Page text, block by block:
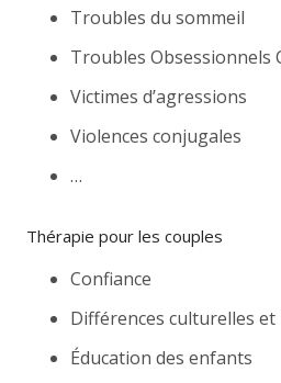
Troubles du sommeil
Troubles Obsessionnels
Victimes d’agressions
Violences conjugales
…
Thérapie pour les couples
Confiance
Différences culturelles et
Éducation des enfants